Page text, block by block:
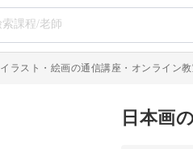
イラスト・絵画の通信講座・オンライン
日本画